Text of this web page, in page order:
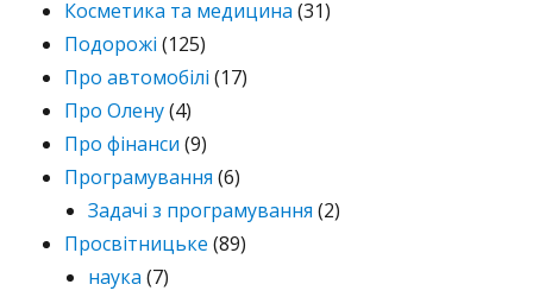
Косметика та медицина (31)
Подорожі (125)
Про автомобілі (17)
Про Олену(4)
Про фінанси (9)
Програмування (6)
Задачі з програмування (2)
Просвітницьке (89)
наука (7)